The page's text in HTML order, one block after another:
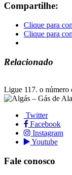
Compartilhe:
Clique para
Clique para
Relacionado
Ligue 117. o número
Twitter
Facebook
Instagram
Youtube
Fale conosco